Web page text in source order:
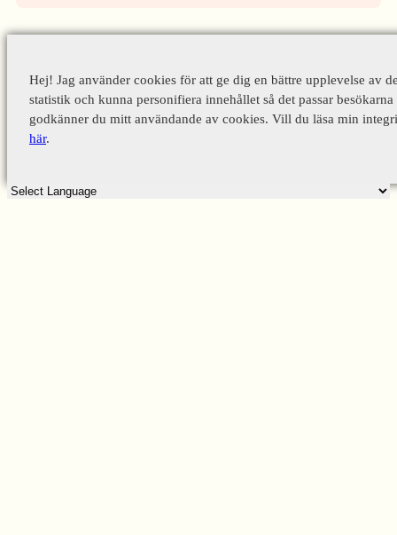
Hej! Jag använder cookies för att ge dig en bättre upplevelse av
statistik och kunna personifiera innehållet så det passar
godkänner du mitt användande av cookies. Vill du läsa min
här.